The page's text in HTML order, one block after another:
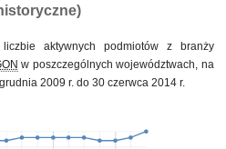
aktywnych podmiotów z branży
w poszczególnych województwach, na
2009 r. do 30 czerwca 2014 r.